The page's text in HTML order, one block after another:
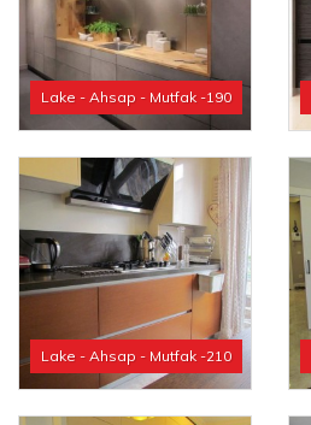
Lake - Ahsap - Mutfak -190
Lake - Ahsap - Mutfak -210